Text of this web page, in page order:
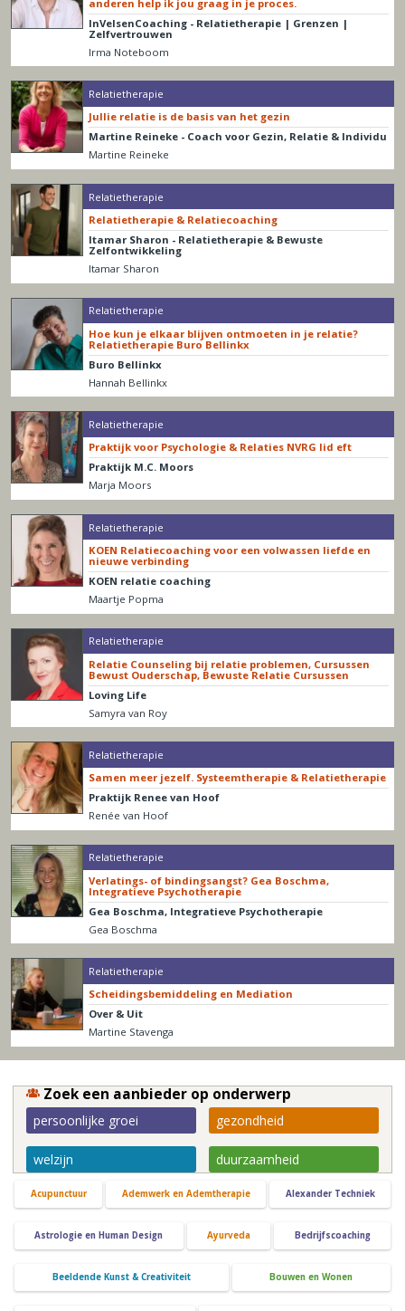
anderen help ik jou graag in je proces.
InVelsenCoaching - Relatietherapie | Grenzen |
Zelfvertrouwen
Irma Noteboom
Relatietherapie
Jullie relatie is de basis van het gezin
Martine Reineke - Coach voor Gezin, Relatie & Individu
Martine Reineke
Relatietherapie
Relatietherapie & Relatiecoaching
Itamar Sharon - Relatietherapie & Bewuste
Zelfontwikkeling
Itamar Sharon
Relatietherapie
Hoe kun je elkaar blijven ontmoeten in je relatie?
Relatietherapie Buro Bellinkx
Buro Bellinkx
Hannah Bellinkx
Relatietherapie
Praktijk voor Psychologie & Relaties NVRG lid eft
Praktijk M.C. Moors
Marja Moors
Relatietherapie
KOEN Relatiecoaching voor een volwassen liefde en
nieuwe verbinding
KOEN relatie coaching
Maartje Popma
Relatietherapie
Relatie Counseling bij relatie problemen, Cursussen
Bewust Ouderschap, Bewuste Relatie Cursussen
Loving Life
Samyra van Roy
Relatietherapie
Samen meer jezelf. Systeemtherapie & Relatietherapie
Praktijk Renee van Hoof
Renée van Hoof
Relatietherapie
Verlatings- of bindingsangst? Gea Boschma,
Integratieve Psychotherapie
Gea Boschma, Integratieve Psychotherapie
Gea Boschma
Relatietherapie
Scheidingsbemiddeling en Mediation
Over & Uit
Martine Stavenga
Zoek een aanbieder op onderwerp
persoonlijke groei gezondheid
welzijn duurzaamheid
Acupunctuur Ademwerk en Ademtherapie Alexander Techniek
Astrologie en Human Design Ayurveda Bedrijfscoaching
Beeldende Kunst & Creativiteit Bouwen en Wonen